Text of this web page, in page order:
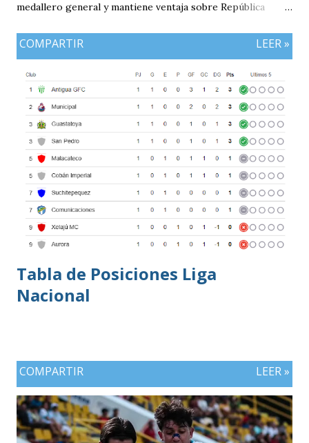
medallero general y mantiene ventaja sobre República
plata, aunque ambos países registran el mismo número de
COMPARTIR LEER »
Tabla de Posiciones Liga
Nacional
COMPARTIR LEER »